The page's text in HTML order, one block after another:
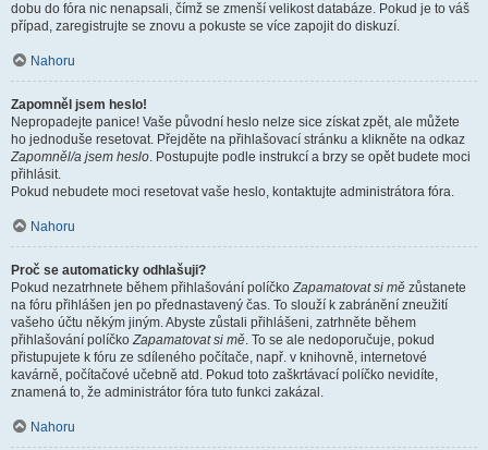
dobu do fóra nic nenapsali, čímž se zmenší velikost databáze. Pokud je to váš
případ, zaregistrujte se znovu a pokuste se více zapojit do diskuzí.
Nahoru
Zapomněl jsem heslo!
Nepropadejte panice! Vaše původní heslo nelze sice získat zpět, ale můžete
ho jednoduše resetovat. Přejděte na přihlašovací stránku a klikněte na odkaz
Zapomněl/a jsem heslo. Postupujte podle instrukcí a brzy se opět budete moci
přihlásit.
Pokud nebudete moci resetovat vaše heslo, kontaktujte administrátora fóra.
Nahoru
Proč se automaticky odhlašuji?
Pokud nezatrhnete během přihlašování políčkoZapamatovat si mě zůstanete
na fóru přihlášen jen po přednastavený čas. To slouží k zabránění zneužití
vašeho účtu někým jiným. Abyste zůstali přihlášeni, zatrhněte během
přihlašování políčkoZapamatovat si mě. To se ale nedoporučuje, pokud
přistupujete k fóru ze sdíleného počítače, např. v knihovně, internetové
kavárně, počítačové učebně atd. Pokud toto zaškrtávací políčko nevidíte,
znamená to, že administrátor fóra tuto funkci zakázal.
Nahoru